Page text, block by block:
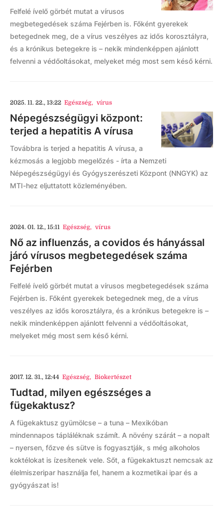
Felfelé ívelő görbét mutat a vírusos
megbetegedések száma Fejérben is. Főként gyerekek
betegednek meg, de a vírus veszélyes az idős korosztályra,
és a krónikus betegekre is – nekik mindenképpen ajánlott
felvenni a védőoltásokat, melyeket még most sem késő kérni.
2025. 11. 22., 13:22 Egészség, vírus
Népegészségügyi központ:
terjed a hepatitis A vírusa
Továbbra is terjed a hepatitis A vírusa, a
kézmosás a legjobb megelőzés - írta a Nemzeti
Népegészségügyi és Gyógyszerészeti Központ (NNGYK) az
MTI-hez eljuttatott közleményében.
2024. 01. 12., 15:11 Egészség, vírus
Nő az influenzás, a covidos és hányással
járó vírusos megbetegedések száma
Fejérben
Felfelé ívelő görbét mutat a vírusos megbetegedések száma
Fejérben is. Főként gyerekek betegednek meg, de a vírus
veszélyes az idős korosztályra, és a krónikus betegekre is –
nekik mindenképpen ajánlott felvenni a védőoltásokat,
melyeket még most sem késő kérni.
2017. 12. 31., 12:44 Egészség, Biokertészet
Tudtad, milyen egészséges a
fügekaktusz?
A fügekaktusz gyümölcse – a tuna – Mexikóban
mindennapos tápláléknak számít. A növény szárát – a nopalt
– nyersen, főzve és sütve is fogyasztják, s még alkoholos
koktélokat is ízesítenek vele. Sőt, a fügekaktuszt nemcsak az
élelmiszeripar használja fel, hanem a kozmetikai ipar és a
gyógyászat is!